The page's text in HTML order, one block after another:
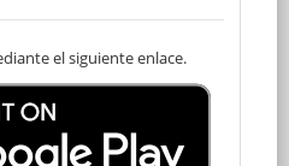
Clasificado
el siguiente enlace.